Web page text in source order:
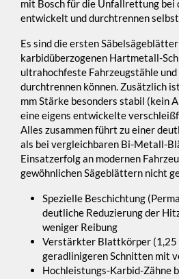
mit Bosch für die Unfallrettung bei
entwickelt und durchtrennen
Es sind die ersten
karbidüberzogenen Hartmetall-
ultrahochfeste Fahrzeugstähle und
durchtrennen können. Zusätzlich
mm Stärke besonders stabil (kein
eine eigens entwickelte
Alles zusammen führt zu einer
als bei vergleichbaren Bi-Metall-
Einsatzerfolg an modernen
gewöhnlichen Sägeblättern nicht
Spezielle Beschichtung
deutliche Reduzierung der
weniger Reibung
Verstärkter Blattkörper (1,25
geradlinigeren Schnitten mit
Hochleistungs-Karbid-Zähne